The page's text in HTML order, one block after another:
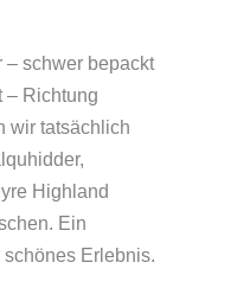
– schwer bepackt
– Richtung
wir tatsächlich
Highland
Ein
Erlebnis.